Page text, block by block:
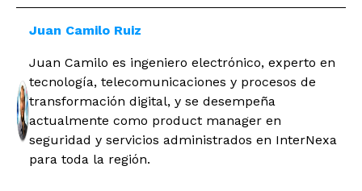
Juan Camilo Ruiz
Juan Camilo es ingeniero electrónico, experto en
tecnología, telecomunicaciones y procesos de
transformación digital, y se desempeña
actualmente como product manager en
seguridad y servicios administrados en InterNexa
para toda la región.